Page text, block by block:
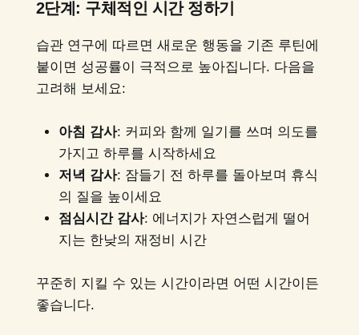
2단계: 구체적인 시간 정하기
습관 연구에 따르면 새로운 행동을 기존 루틴에
붙이면 성공률이 극적으로 높아집니다. 다음을
고려해 보세요:
아침 감사: 커피와 함께 일기를 쓰며 의도를
가지고 하루를 시작하세요
저녁 감사: 잠들기 전 하루를 돌아보며 휴식
의 질을 높이세요
점심시간 감사: 에너지가 자연스럽게 떨어
지는 한낮의 재정비 시간
꾸준히 지킬 수 있는 시간이라면 어떤 시간이든
좋습니다.